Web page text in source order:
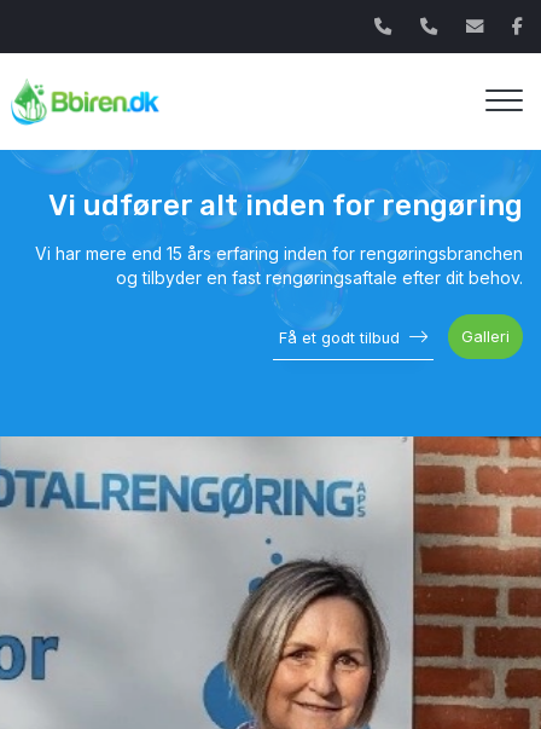
hovedindhold
Vi udfører alt ​inden for rengøring
Vi har mere end 15 års erfaring inden for rengøringsbranchen
og tilbyder en fast rengøringsaftale efter dit behov.​
Få et godt tilbud Galleri